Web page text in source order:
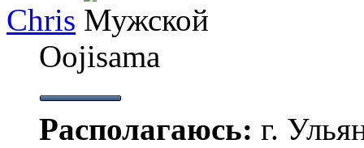
Chris
Oojisama
Располагаюсь: г.